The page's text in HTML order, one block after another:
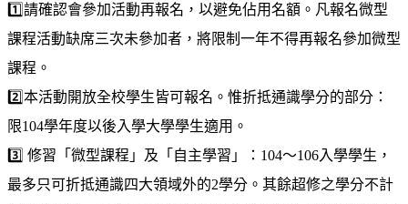
1️⃣️請確認會參加活動再報名，以避免佔用名額。凡報名微型
課程活動缺席三次未參加者，將限制一年不得再報名參加微型
課程。
2️⃣️️本活動開放全校學生皆可報名。惟折抵通識學分的部分：
限104學年度以後入學大學學生適用。
3️⃣ ️ 修習「微型課程」及「自主學習」：104～106入學學生，
最多只可折抵通識四大領域外的2學分。其餘超修之學分不計